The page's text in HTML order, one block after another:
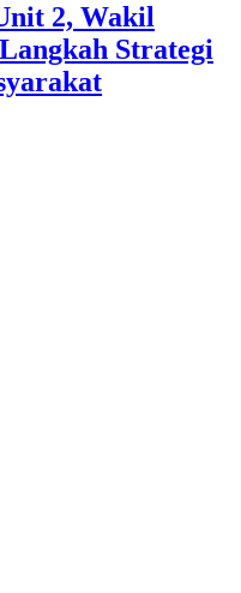
2, Wakil
Strategi